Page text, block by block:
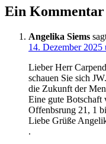
Ein Kommentar
Angelika Siems
14. Dezember
Lieber Herr
schauen Sie sich
die Zukunft der
Eine gute Botschaft
Offenbsrung 21, 1
Liebe Grüße
.